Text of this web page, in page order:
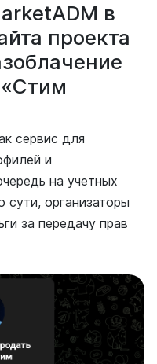
в
проекта
сервис для
и
на учетных
организаторы
за передачу прав